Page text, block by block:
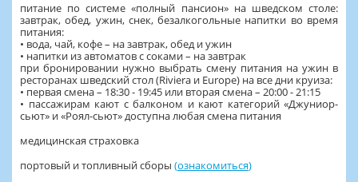
питание по системе «полный пансион» на шведском столе:
завтрак, обед, ужин, снек, безалкогольные напитки во время
питания:
• вода, чай, кофе – на завтрак, обед и ужин
• напитки из автоматов с соками – на завтрак
при бронировании нужно выбрать смену питания на ужин в
ресторанах шведский стол (Riviera и Europe) на все дни круиза:
• первая смена – 18:30 - 19:45 или вторая смена – 20:00 - 21:15
• пассажирам кают с балконом и кают категорий «Джуниор-
сьют» и «Роял-сьют» доступна любая смена питания
медицинская страховка
портовый и топливный сборы (ознакомиться)